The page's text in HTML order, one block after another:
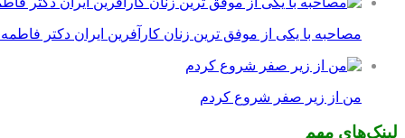
مصاحبه با یکی از موفق ترین زنان کارآفرین ایران دکتر
من از زیر صفر شروع کردم
لینک‌های مهم